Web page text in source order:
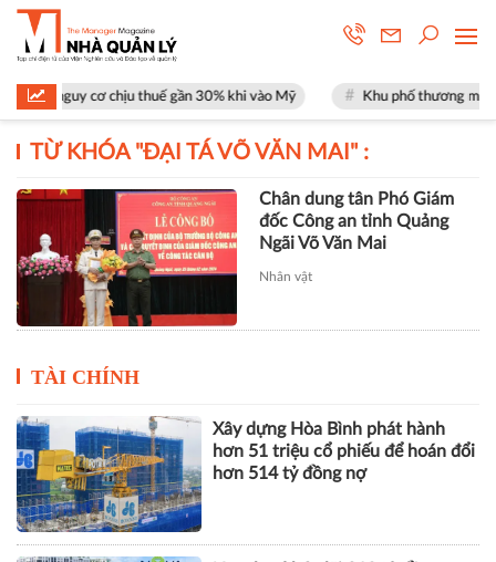
nguy cơ chịu thuế gần 30% khi vào Mỹ Khu phố thương mại
TỪ KHÓA "ĐẠI TÁ VÕ VĂN MAI " :
Chân dung tân Phó Giám
đốc Công an tỉnh Quảng
Ngãi Võ Văn Mai
Nhân vật
TÀI CHÍNH
Xây dựng Hòa Bình phát hành
hơn 51 triệu cổ phiếu để hoán đổi
hơn 514 tỷ đồng nợ